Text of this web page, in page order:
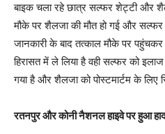
बाइक चला रहे छात्र सल्फर शेट्टी और
मौके पर शैलजा की मौत हो गई और सल्फर
जानकारी के बाद तत्काल मौके पर
हिरासत में ले लिया है वही सल्फर को
गया है और शैलजा को पोस्टमार्टम के लिए
रतनपुर और कोनी नैशनल हाइवे पर हुआ